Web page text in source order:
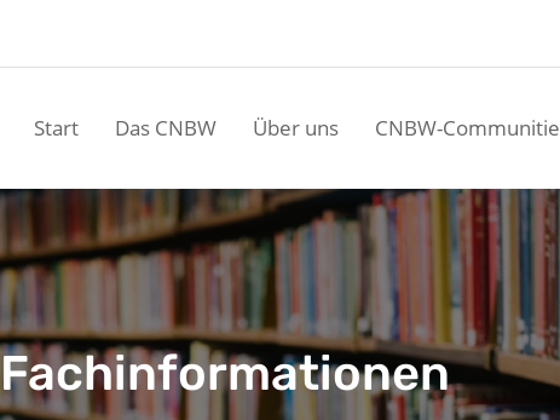
Start Das CNBW Über uns CNBW-
Fachinformationen